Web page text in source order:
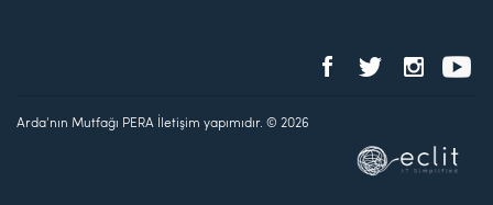
Arda'nın Mutfağı PERA İletişim yapımıdır. © 2026